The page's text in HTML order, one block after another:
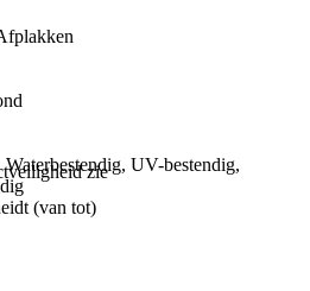
UV-bestendig,
(van tot)
zie